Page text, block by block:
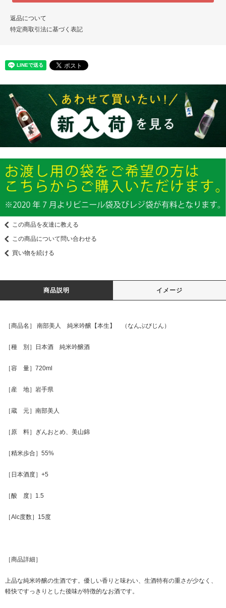
返品について
特定商取引法に基づく表記
この商品を友達に教える
この商品について問い合わせる
買い物を続ける
商品説明 イメージ
［商品名］ 南部美人 純米吟醸【本生】 （なんぶびじん）
［種 別］日本酒 純米吟醸酒
［容 量］720ml
［産 地］岩手県
［蔵 元］南部美人
［原 料］ぎんおとめ、美山錦
［精米歩合］55%
［日本酒度］+5
［酸 度］1.5
［Alc度数］15度
［商品詳細］
上品な純米吟醸の生酒です。優しい香りと味わい、生酒特有の重さが少なく、
軽快ですっきりとした後味が特徴的なお酒です。